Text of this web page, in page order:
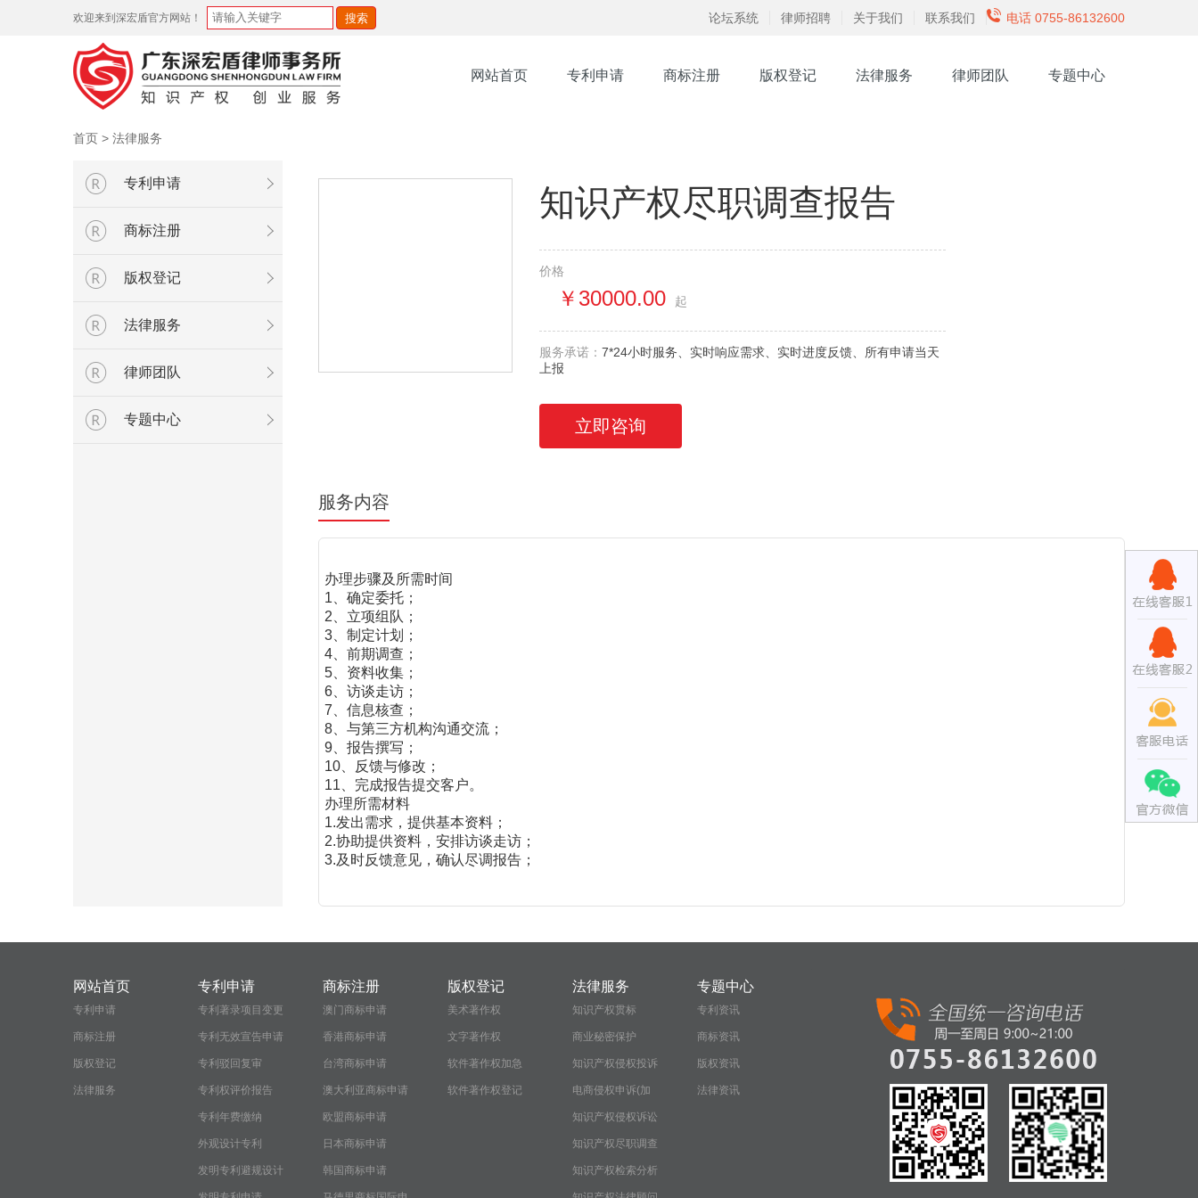
欢迎来到深宏盾官方网站！ 论坛系统 律师招聘 关于我们 联系我们 电话 0755-86132600
网站首页 专利申请 商标注册 版权登记 法律服务 律师团队 专题中心
首页 > 法律服务
专利申请
商标注册
版权登记
法律服务
律师团队
专题中心
知识产权尽职调查报告
价格
￥30000.00 起
服务承诺： 7*24小时服务、实时响应需求、实时进度反馈、所有申请当天
上报
立即咨询
服务内容
办理步骤及所需时间
1、确定委托；
2、立项组队；
3、制定计划；
4、前期调查；
5、资料收集；
6、访谈走访；
7、信息核查；
8、与第三方机构沟通交流；
9、报告撰写；
10、反馈与修改；
11、完成报告提交客户。
办理所需材料
1.发出需求，提供基本资料；
2.协助提供资料，安排访谈走访；
3.及时反馈意见，确认尽调报告；
网站首页
专利申请
商标注册
版权登记
法律服务
专利申请
专利著录项目变更
专利无效宣告申请
专利驳回复审
专利权评价报告
专利年费缴纳
外观设计专利
发明专利避规设计
商标注册
澳门商标申请
香港商标申请
台湾商标申请
澳大利亚商标申请
欧盟商标申请
日本商标申请
韩国商标申请
版权登记
美术著作权
文字著作权
软件著作权加急
软件著作权登记
法律服务
知识产权贯标
商业秘密保护
知识产权侵权投诉
电商侵权申诉(加
急）
知识产权侵权诉讼
知识产权尽职调查
报告
知识产权检索分析
专题中心
专利资讯
商标资讯
版权资讯
法律资讯